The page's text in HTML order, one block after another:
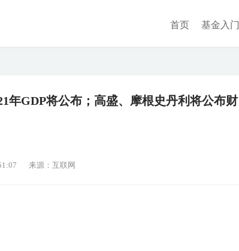
首页 基金入门
年GDP将公布；高盛、摩根史丹利将公布财
来源：互联网